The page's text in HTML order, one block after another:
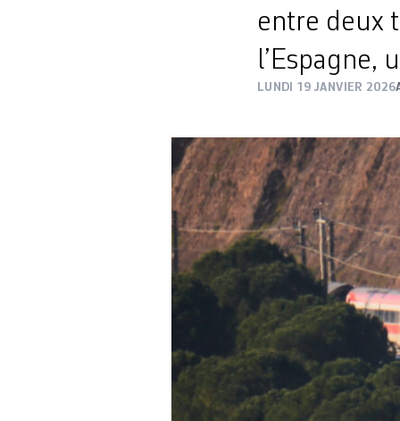
entre deux
l’Espagne,
LUNDI 19 JANVIER 2026